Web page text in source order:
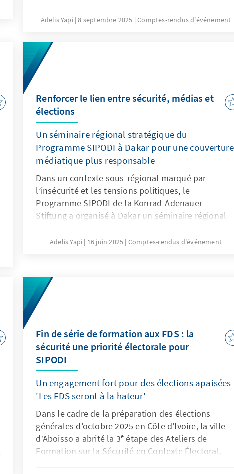
l’engagement manifeste des participants, témoigne
renforcement de la paix, la sécurité et l’inclusion
sociale dans la région de l’Atacora et dans le Bénin
tout entier.
Adelis Yapi 8 septembre 2025 Comptes-rendus d'événement
Renforcer le lien entre sécurité, médias et
élections
Un séminaire régional stratégique du
Programme SIPODI à Dakar pour une couverture
médiatique plus responsable
Dans un contexte sous-régional marqué par
l’insécurité et les tensions politiques, le
Programme SIPODI de la Konrad-Adenauer-
Stiftung a organisé à Dakar un séminaire régional
institutionnels. L’objectif : encourager l’intégration
face aux défis de la désinformation et du
traitement responsable de l’information
sécuritaire. Les participants venus de plusieurs
des recommandations concrètes pour améliorer la
collaboration entre médias et institutions de
sécurité, tout en soutenant la professionnalisation
du journalisme politique et sécuritaire.
Adelis Yapi 16 juin 2025 Comptes-rendus d'événement
Fin de série de formation aux FDS : la
sécurité une priorité électorale pour
SIPODI
Un engagement fort pour des élections apaisées
'Les FDS seront à la hateur'
Dans le cadre de la préparation des élections
générales d’octobre 2025 en Côte d’Ivoire, la ville
d’Aboisso a abrité la 3ᵉ étape des Ateliers de
Formation sur la Sécurité en Contexte Électoral.